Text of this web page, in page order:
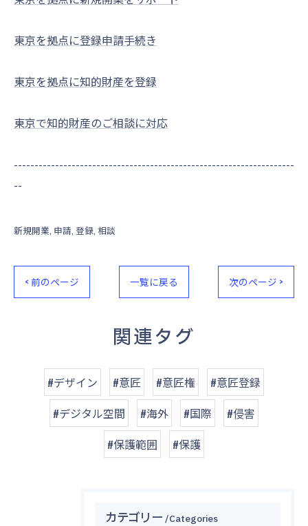
東京を拠点に登録申請手続き
東京を拠点に知的財産を登録
東京で知的財産のご相談に対応
--------------------------------------------------------------------
--
新規開業 申請 登録 相談
< 前のページ 一覧に戻る 次のページ >
関連タグ
#デザイン #意匠 #意匠権
#意匠登録
#デジタル空間
#海外 #国際
#侵害
#保護範囲
#保護
カテゴリー Categories